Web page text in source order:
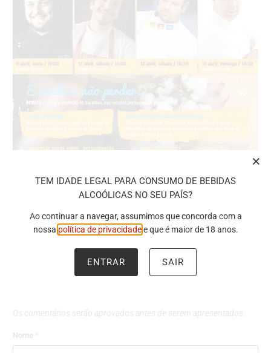
Os comentários serão aprovados antes de serem apresentados.
Nome
TEM IDADE LEGAL PARA CONSUMO DE BEBIDAS
ALCOÓLICAS NO SEU PAÍS?
Ao continuar a navegar, assumimos que concorda com a
nossa política de privacidadee que é maior de 18 anos.
ENTRAR SAIR